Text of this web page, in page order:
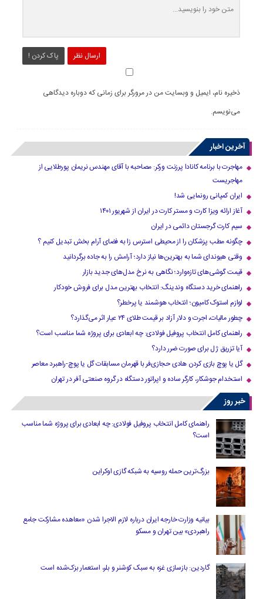
ارسال نظر پاک کردن !
ذخیره نام، ایمیل و وبسایت من در مرورگر برای زمانی که دوباره دیدگاهی
می‌نویسم.
آخرین اخبار
مهاجرت با برنامه کانادا پرزنت ورکر: مصاحبه با آقای مهندس نریمان پورطلایی از
مهاجریست
ایران کمپانی رونمایی شد!
آغاز ارائه ویزا کارت و مستر کارت در ایران از شهریور ۱۴۰۱
سیم کارت گرجستان دائمی در ایران
چگونه مطب پزشکان را از محیطی استرس زا به فضای آرام بخش تبدیل کنیم ؟
وقتی هیوندای شما به بهترین‌ها نیاز دارد؛ آرامش را به جاده برگردانید
قیمت گوشی‌های تازه‌وارد؛ نگاهی به نرخ مدل‌های جدید بازار
راهنمای خرید دستگاه وندینگ: انتخاب بهترین مدل برای فروش خودکار
لوازم استوک کامیون؛ انتخاب هوشمند یا پرخطر؟
چطور مالیات، اجرت و دلار آزاد بر قیمت طلای ۲۴ عیار اثر می‌گذارد؟
راهنمای کامل انتخاب پروفیل فولادی: چه ابعادی برای پروژه شما مناسب است؟
آیا تزریق ژل برای صورت ضرر دارد​؟
گل یا پوچ بازی کردن هادی حجازی‌فر با قهرمان مسابقات گل یا پوچ-راهبرد معاصر
استخدام جوشکار، کارگر ساده و اپراتور دستگاه در گروه صنعتی آفر در تهران
خبر روز
راهنمای کامل انتخاب پروفیل فولادی: چه ابعادی برای پروژه شما مناسب
است؟
بزرگ‌ترین حمله روسیه به شبکه گازی اوکراین
بیانیه وزارت خارجه ایران درباره لازم‌ الاجرا شدن «معاهده مشارکت جامع
راهبردی» بین تهران و مسکو
گاردین: بازسازی غزه به سبک کوشنر و بلر، استعمار بزک‌شده است